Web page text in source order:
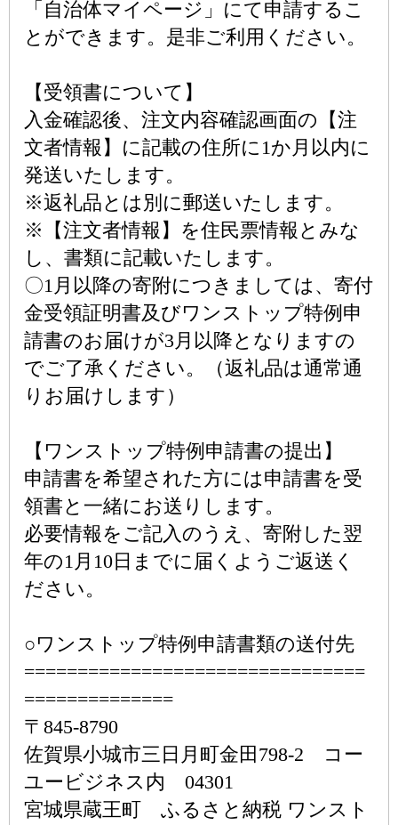
「自治体マイページ」にて申請するこ
とができます。是非ご利用ください。
【受領書について】
入金確認後、注文内容確認画面の【注
文者情報】に記載の住所に1か月以内に
発送いたします。
※返礼品とは別に郵送いたします。
※【注文者情報】を住民票情報とみな
し、書類に記載いたします。
〇1月以降の寄附につきましては、寄付
金受領証明書及びワンストップ特例申
請書のお届けが3月以降となりますの
でご了承ください。（返礼品は通常通
りお届けします）
【ワンストップ特例申請書の提出】
申請書を希望された方には申請書を受
領書と一緒にお送りします。
必要情報をご記入のうえ、寄附した翌
年の1月10日までに届くようご返送く
ださい。
○ワンストップ特例申請書類の送付先
================================
==============
〒845-8790
佐賀県小城市三日月町金田798-2 コー
ユービジネス内 04301
宮城県蔵王町 ふるさと納税 ワンスト